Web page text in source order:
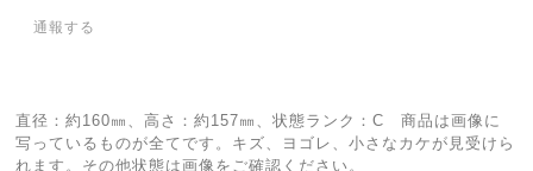
通報する
直径：約160㎜、高さ：約157㎜、状態ランク：C 商品は画像に
写っているものが全てです。キズ、ヨゴレ、小さなカケが見受けら
れます。その他状態は画像をご確認ください。